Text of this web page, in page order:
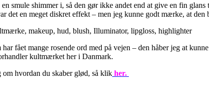
en smule shimmer i, så den gør ikke andet end at give en fin
det en meget diskret effekt – men jeg kunne godt mærke, at
fået mange rosende ord med på vejen – den håber jeg at
kultmærket her i Danmark.
hvordan du skaber glød, så klik her.